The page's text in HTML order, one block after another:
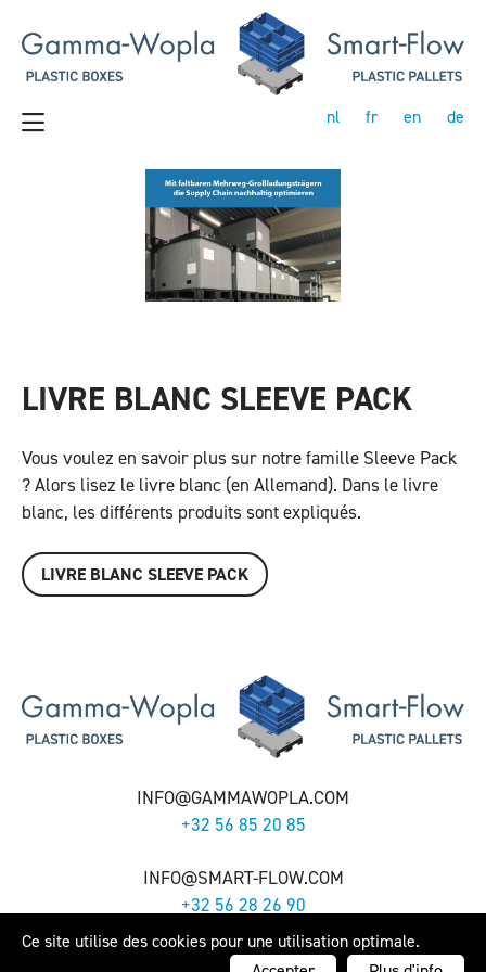
Ce site utilise des cookies pour une utilisation optimale.
nl fr en de
LIVRE BLANC SLEEVE PACK
Vous voulez en savoir plus sur notre famille Sleeve Pack
? Alors lisez le livre blanc (en Allemand). Dans le livre
blanc, les différents produits sont expliqués.
LIVRE BLANC SLEEVE PACK
INFO@GAMMAWOPLA.COM
+32 56 85 20 85
INFO@SMART-FLOW.COM
+32 56 28 26 90
Gamma-Wopla nv - Smart-Flow nv - - Webdesign by Artex